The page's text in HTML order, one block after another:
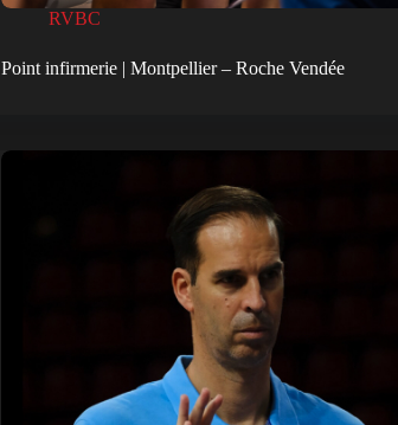
RVBC
Point infirmerie | Montpellier – Roche Vendée